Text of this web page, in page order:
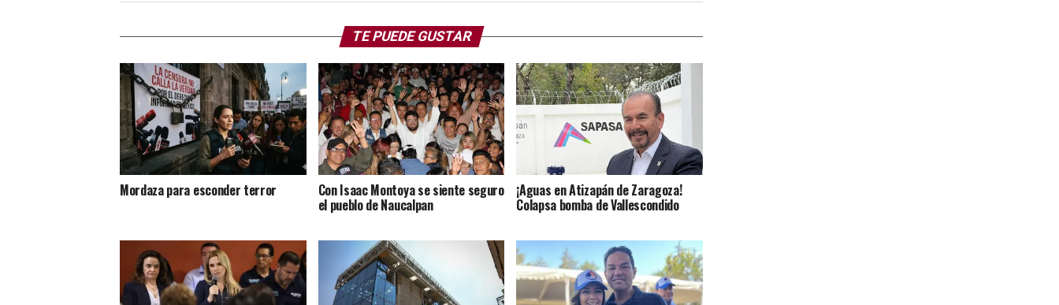
TE PUEDE GUSTAR
Mordaza para esconder terror Con Isaac Montoya se siente seguro
el pueblo de Naucalpan
¡Aguas en Atizapán de Zaragoza!
Colapsa bomba de Vallescondido